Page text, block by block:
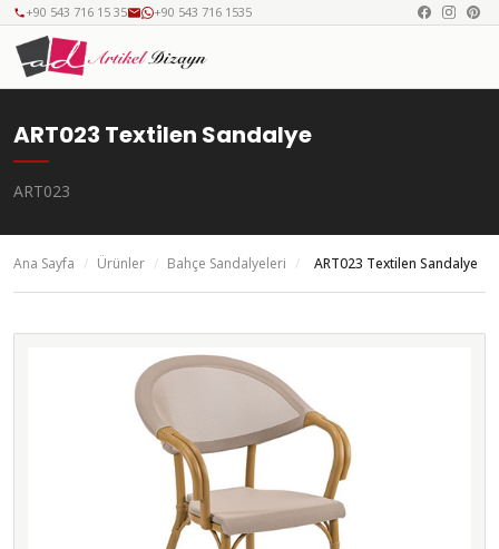
+90 543 716 15 35 +90 543 716 1535
ART023 Textilen Sandalye
ART023
Ana Sayfa / Ürünler / Bahçe Sandalyeleri / ART023 Textilen Sandalye